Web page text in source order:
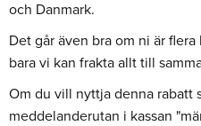
och Danmark.
Det går även bra om ni är
bara vi kan frakta allt till
Om du vill nyttja denna rabatt
meddelanderutan i kassan